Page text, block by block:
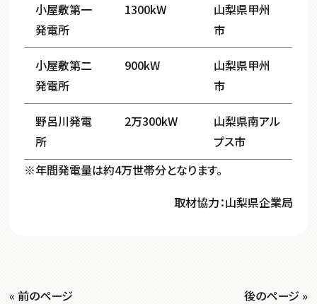
小屋敷第一
発電所
1300kW
山梨県甲州
市
小屋敷第二
発電所
900kW
山梨県甲州
市
野呂川発電
所
2万300kW
山梨県南アル
プス市
※年間発電量は約4万世帯分となります。
取材協力：山梨県企業局
« 前のページ 後のページ »